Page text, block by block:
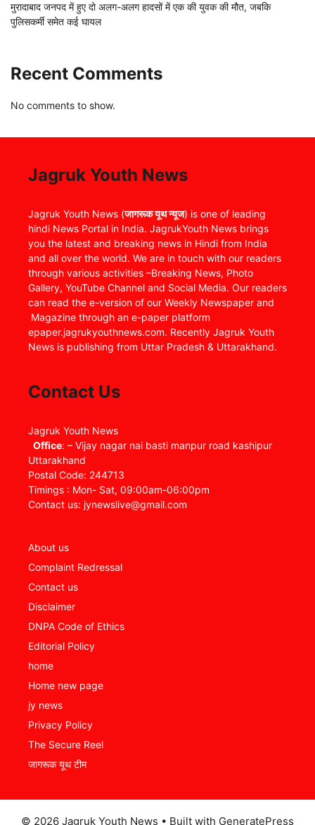
मुरादाबाद जनपद में हुए दो अलग-अलग हादसों में एक की युवक की मौत, जबकि
पुलिसकर्मी समेत कई घायल
Recent Comments
No comments to show.
Jagruk Youth News
Jagruk Youth News (जागरूक यूथ न्यूज) is one of leading
hindi News Portal in India. JagrukYouth News brings
you the latest and breaking news in Hindi from India
and all over the world. We are in touch with our readers
through various activities –Breaking News, Photo
Gallery, YouTube Channel and Social Media. Our readers
can read the e-version of our Weekly Newspaper and
Magazine through an e-paper platform
epaper.jagrukyouthnews.com. Recently Jagruk Youth
News is publishing from Uttar Pradesh & Uttarakhand.
Contact Us
Jagruk Youth News
Office: – Vijay nagar nai basti manpur road kashipur
Uttarakhand
Postal Code: 244713
Timings : Mon- Sat, 09:00am-06:00pm
Contact us: jynewslive@gmail.com
About us
Complaint Redressal
Contact us
Disclaimer
DNPA Code of Ethics
Editorial Policy
home
Home new page
jy news
Privacy Policy
The Secure Reel
जागरूक यूथ टीम
© 2026 Jagruk Youth News • Built with GeneratePress